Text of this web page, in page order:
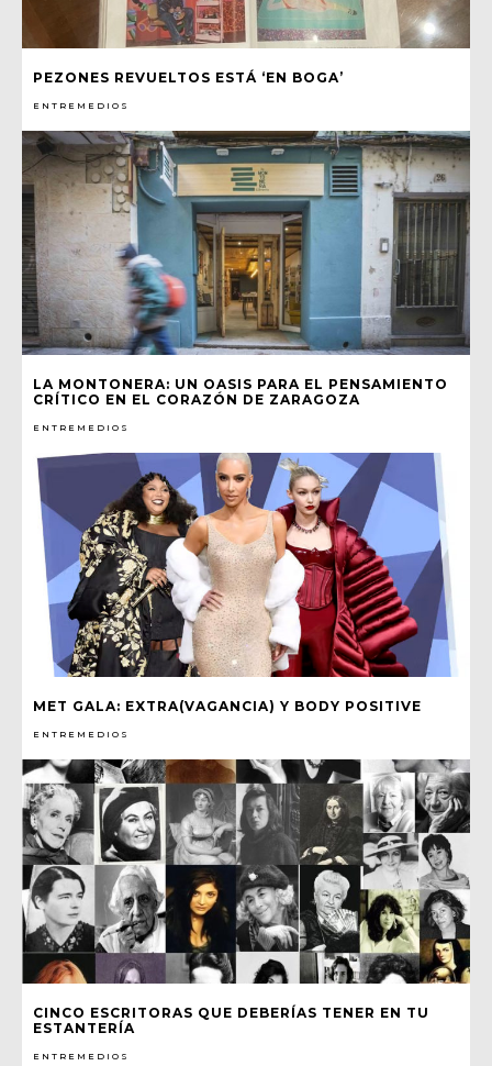
PEZONES REVUELTOS ESTÁ ‘EN BOGA’
ENTREMEDIOS
LA MONTONERA: UN OASIS PARA EL PENSAMIENTO
CRÍTICO EN EL CORAZÓN DE ZARAGOZA
ENTREMEDIOS
MET GALA: EXTRA(VAGANCIA) Y BODY POSITIVE
ENTREMEDIOS
CINCO ESCRITORAS QUE DEBERÍAS TENER EN TU
ESTANTERÍA
ENTREMEDIOS